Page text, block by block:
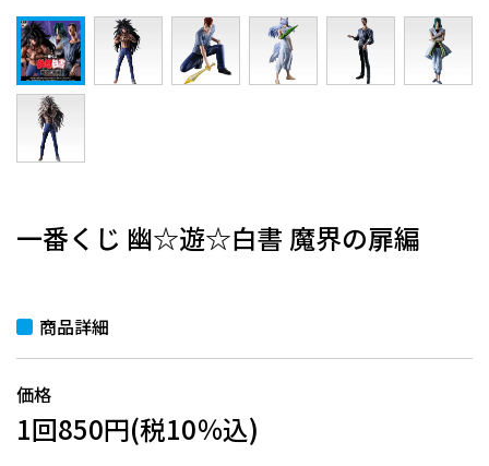
一番くじ 幽☆遊☆白書 魔界の扉編
商品詳細
価格
1回850円(税10％込)